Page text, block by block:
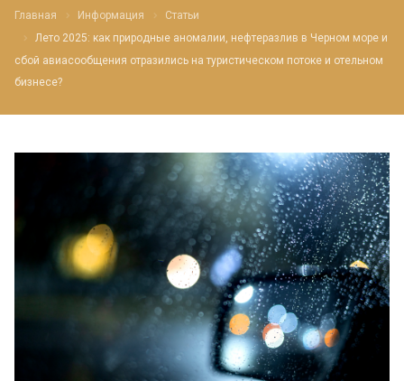
Главная Информация
Статьи
Лето 2025: как природные аномалии, нефтеразлив в Черном море и
сбой авиасообщения отразились на туристическом потоке и отельном
бизнесе?